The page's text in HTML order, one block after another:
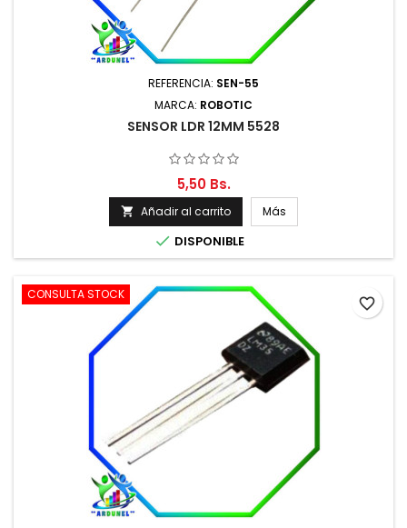
REFERENCIA: SEN-55
MARCA: ROBOTIC
SENSOR LDR 12MM 5528
5,50 Bs.
 Añadir al carrito Más
 DISPONIBLE
CONSULTA STOCK
favorite_border